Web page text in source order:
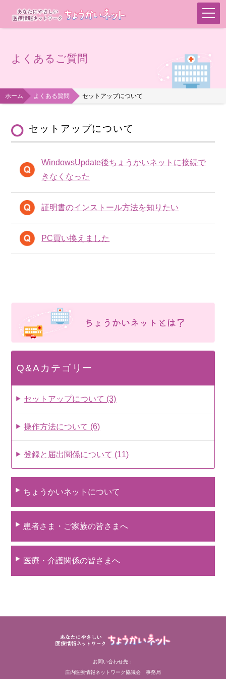
よくあるご質問
ホーム よくある質問 セットアップについて
セットアップについて
WindowsUpdate後ちょうかいネットに接続で
きなくなった
証明書のインストール方法を知りたい
PC買い換えました
Q&Aカテゴリー
セットアップについて (3)
操作方法について (6)
登録と届出関係について (11)
ちょうかいネットについて
患者さま・ご家族の皆さまへ
医療・介護関係の皆さまへ
お問い合わせ先：
庄内医療情報ネットワーク協議会 事務局